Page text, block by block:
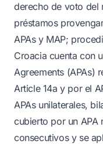
derecho de voto del
préstamos
APAs y MAP;
Croacia cuenta con
Agreements (APAs)
Article 14a y por el
APAs unilaterales,
cubierto por un APA
consecutivos y se